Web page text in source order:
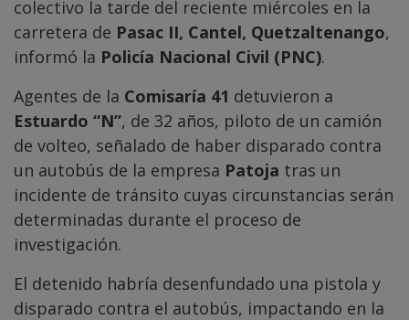
colectivo la tarde del reciente miércoles en la
carretera de Pasac II, Cantel, Quetzaltenango,
informó la Policía Nacional Civil (PNC).
Agentes de la Comisaría 41 detuvieron a
Estuardo “N”, de 32 años, piloto de un camión
de volteo, señalado de haber disparado contra
un autobús de la empresa Patoja tras un
incidente de tránsito cuyas circunstancias serán
determinadas durante el proceso de
investigación.
El detenido habría desenfundado una pistola y
disparado contra el autobús, impactando en la